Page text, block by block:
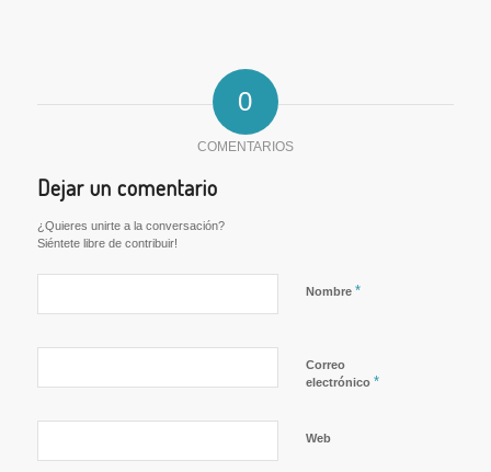
0
COMENTARIOS
Dejar un comentario
¿Quieres unirte a la conversación?
Siéntete libre de contribuir!
Nombre *
Correo
electrónico *
Web